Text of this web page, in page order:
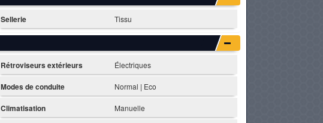
Sellerie Tissu
Rétroviseurs extérieurs Électriques
Modes de conduite Normal | Eco
Climatisation Manuelle